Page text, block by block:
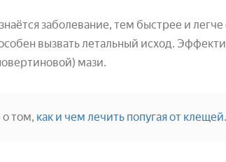
заболевание, тем быстрее и
вызвать летальный исход.
мази.
том, как и чем лечить попугая от клещей.